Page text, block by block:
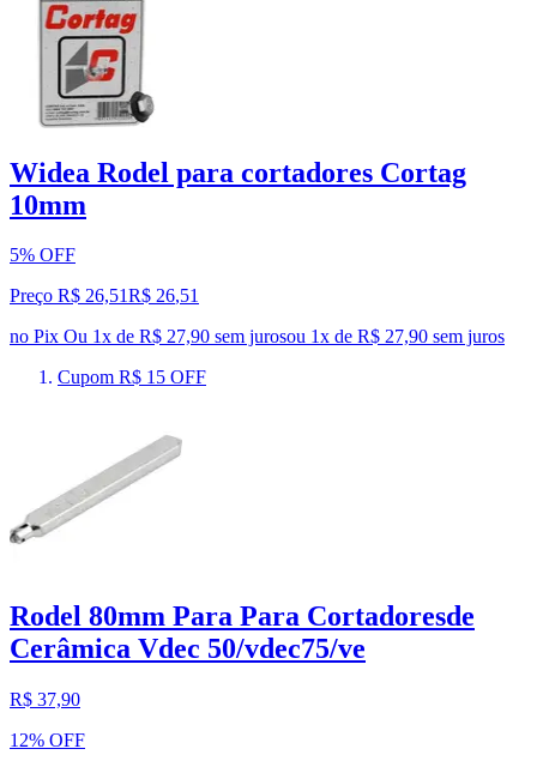
Widea Rodel para cortadores Cortag
10mm
5% OFF
Preço R$ 26,51R$ 26,51
no Pix Ou 1x de R$ 27,90 sem jurosou 1x de R$ 27,90 sem juros
Cupom R$ 15 OFF
Rodel 80mm Para Para Cortadoresde
Cerâmica Vdec 50/vdec75/ve
R$ 37,90
12% OFF